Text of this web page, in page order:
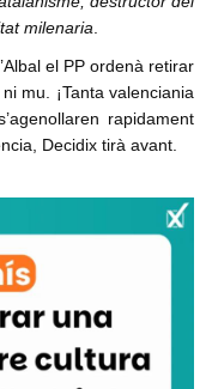
milenaria
el PP ordenà retirar
mu. ¡Tanta valenciania
rapidament
Decidix tirà avant.